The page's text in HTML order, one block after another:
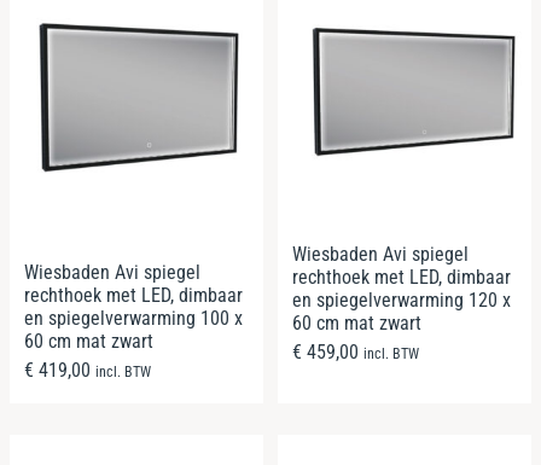
Wiesbaden Avi spiegel
rechthoek met LED, dimbaar
en spiegelverwarming 100 x
60 cm mat zwart
€ 419,00 incl. BTW
Wiesbaden Avi spiegel
rechthoek met LED, dimbaar
en spiegelverwarming 120 x
60 cm mat zwart
€ 459,00 incl. BTW